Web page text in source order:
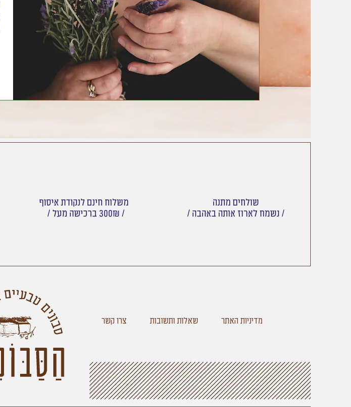
משלוח חינם לנקודת איסוף
/ 300₪ ברכישה מעל /
שולחים מתנה
/ נשמח לארוז אותה באהבה /
מדיניות האתר שאלות ותשובות צרו קשר